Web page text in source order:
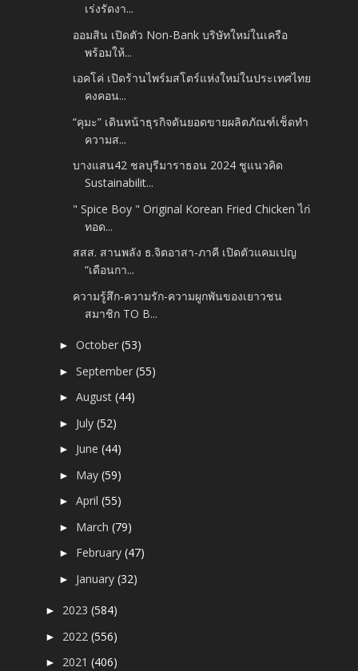
เร่งรัดงา...
ออมสิน เปิดตัว Non-Bank บริษัทใหม่ในเครือ
พร้อมให้...
เอคโค่ เปิดร้านไพร์มสโตร์แห่งใหม่ในประเทศไทย
คงคอน...
“คุมะ” เดินหน้าธุรกิจดันยอดขายผลิตภัณฑ์เช็ดทำ
ความส...
บางแสน42 ชลบุรีมาราธอน 2024 ชูแนวคิด
Sustainabilit...
" Spice Boy " Original Korean Fried Chicken ไก่
ทอด...
สสส. สานพลัง ธ.จิตอาสา-ภาคี เปิดตัวแคมเปญ
“เดือนกา...
ความรู้สึก-ความรัก-ความผูกพันของเยาวชน
สมาชิก TO B...
►October(53)
►September(55)
►August(44)
► July(52)
► June(44)
► May(59)
►April(55)
► March(79)
► February(47)
► January(32)
► 2023(584)
► 2022(556)
► 2021(406)